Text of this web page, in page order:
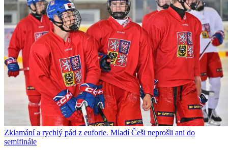
Zklamání a rychlý pád z euforie. Mladí Češi neprošli ani do
semifinále